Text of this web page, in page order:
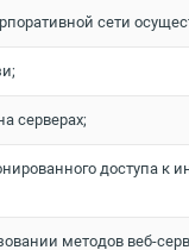
сети
серверах;
доступа
методов веб-